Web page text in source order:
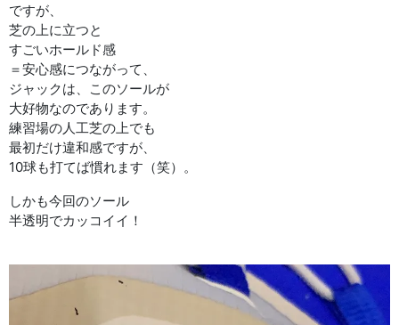
ですが、
芝の上に立つと
すごいホールド感
＝安心感につながって、
ジャックは、このソールが
大好物なのであります。
練習場の人工芝の上でも
最初だけ違和感ですが、
10球も打てば慣れます（笑）。
しかも今回のソール
半透明でカッコイイ！